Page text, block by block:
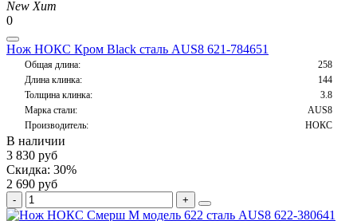
New Хит
0
Нож НОКС Кром Black сталь AUS8 621-784651
Общая длина:
258
Длина клинка:
144
Толщина клинка:
3.8
Марка стали:
AUS8
Производитель:
НОКС
В наличии
3 830 руб
Скидка: 30%
2 690 руб